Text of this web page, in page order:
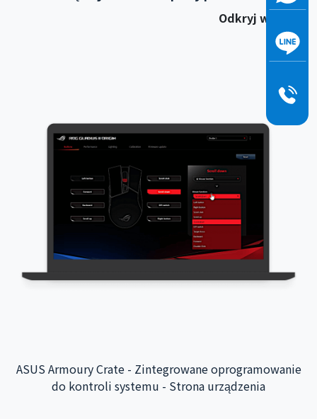
Odkryj więcej
ASUS Armoury Crate - Zintegrowane oprogramowanie
do kontroli systemu - Strona urządzenia